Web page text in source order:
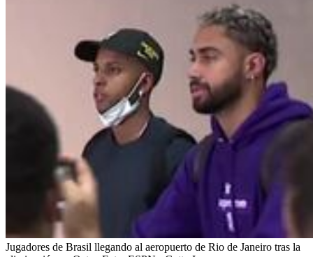
Jugadores de Brasil llegando al aeropuerto de Rio de Janeiro tras la